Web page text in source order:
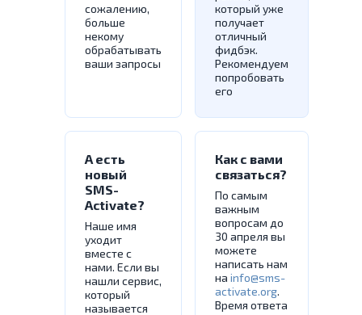
сожалению,
больше
некому
обрабатывать
ваши запросы
который уже
получает
отличный
фидбэк.
Рекомендуем
попробовать
его
А есть
новый
SMS-
Activate?
Наше имя
уходит
вместе с
нами. Если вы
нашли сервис,
который
называется
Как с вами
связаться?
По самым
важным
вопросам до
30 апреля вы
можете
написать нам
на info@sms-
activate.org.
Время ответа